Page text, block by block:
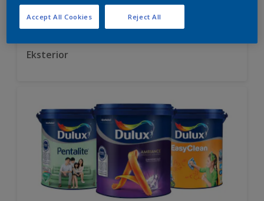
Eksterior
Reject All
Accept All Cookies